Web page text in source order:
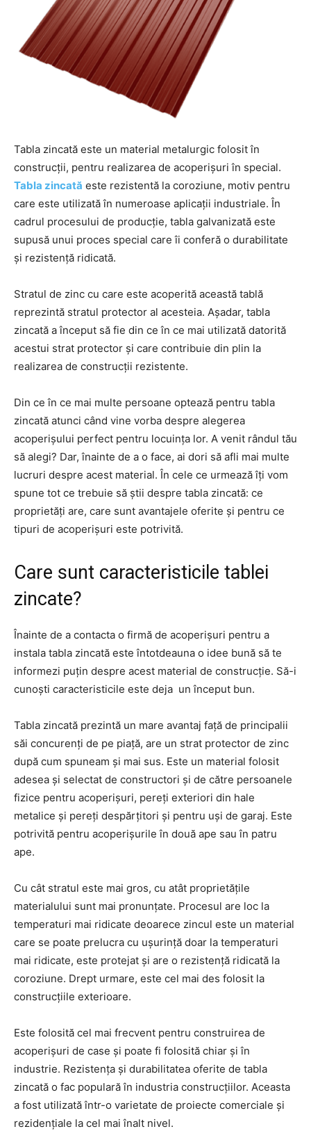
Tabla zincată este un material metalurgic folosit în
construcții, pentru realizarea de acoperișuri în special.
Tabla zincată este rezistentă la coroziune, motiv pentru
care este utilizată în numeroase aplicații industriale. În
cadrul procesului de producție, tabla galvanizată este
supusă unui proces special care îi conferă o durabilitate
și rezistență ridicată.
Stratul de zinc cu care este acoperită această tablă
reprezintă stratul protector al acesteia. Așadar, tabla
zincată a început să fie din ce în ce mai utilizată datorită
acestui strat protector și care contribuie din plin la
realizarea de construcții rezistente.
Din ce în ce mai multe persoane optează pentru tabla
zincată atunci când vine vorba despre alegerea
acoperișului perfect pentru locuința lor. A venit rândul tău
să alegi? Dar, înainte de a o face, ai dori să afli mai multe
lucruri despre acest material. În cele ce urmează îți vom
spune tot ce trebuie să știi despre tabla zincată: ce
proprietăți are, care sunt avantajele oferite și pentru ce
tipuri de acoperișuri este potrivită.
Care sunt caracteristicile tablei
zincate?
Înainte de a contacta o firmă de acoperișuri pentru a
instala tabla zincată este întotdeauna o idee bună să te
informezi puțin despre acest material de construcție. Să-i
cunoști caracteristicile este deja un început bun.
Tabla zincată prezintă un mare avantaj față de principalii
săi concurenți de pe piață, are un strat protector de zinc
după cum spuneam și mai sus. Este un material folosit
adesea și selectat de constructori și de către persoanele
fizice pentru acoperișuri, pereți exteriori din hale
metalice și pereți despărțitori și pentru uși de garaj. Este
potrivită pentru acoperișurile în două ape sau în patru
ape.
Cu cât stratul este mai gros, cu atât proprietățile
materialului sunt mai pronunțate. Procesul are loc la
temperaturi mai ridicate deoarece zincul este un material
care se poate prelucra cu ușurință doar la temperaturi
mai ridicate, este protejat și are o rezistență ridicată la
coroziune. Drept urmare, este cel mai des folosit la
construcțiile exterioare.
Este folosită cel mai frecvent pentru construirea de
acoperișuri de case și poate fi folosită chiar și în
industrie. Rezistența și durabilitatea oferite de tabla
zincată o fac populară în industria construcțiilor. Aceasta
a fost utilizată într-o varietate de proiecte comerciale și
rezidențiale la cel mai înalt nivel.